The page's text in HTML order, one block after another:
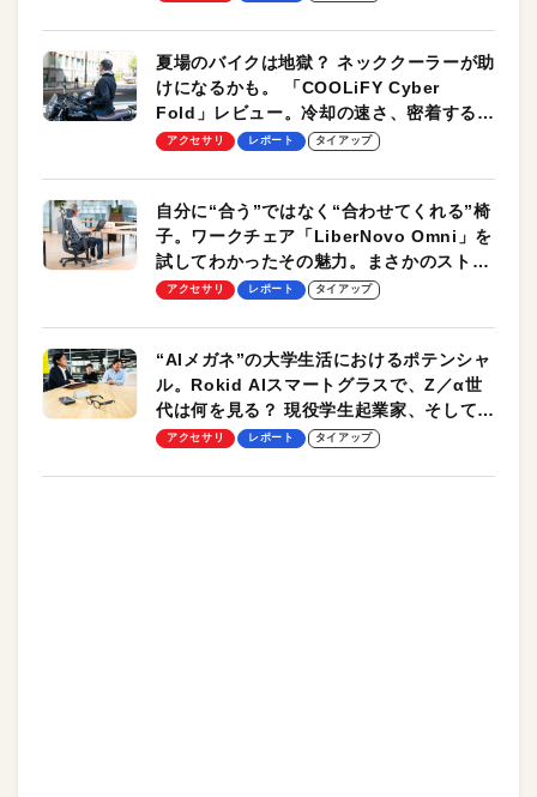
夏場のバイクは地獄？ ネッククーラーが助
けになるかも。 「COOLiFY Cyber
Fold」レビュー。冷却の速さ、密着する冷
却プレート、シンプルな操作性がグッド！
アクセサリ レポート タイアップ
自分に“合う”ではなく“合わせてくれる”椅
子。ワークチェア「LiberNovo Omni」を
試してわかったその魅力。まさかのストレ
ッチ機能も搭載
アクセサリ レポート タイアップ
“AIメガネ”の大学生活におけるポテンシャ
ル。Rokid AIスマートグラスで、Z／α世
代は何を見る？ 現役学生起業家、そして教
授による体験会レポート【PR】
アクセサリ レポート タイアップ